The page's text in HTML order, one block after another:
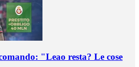
"Leao resta? Le cose